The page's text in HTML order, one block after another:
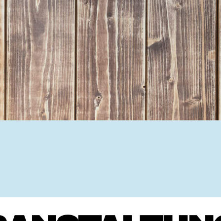
Ehrenamtssuchmaschine
Freiwilliges Soziales
Koordinierungszentren für
Engagierte Stadt
Freiwilligendienste
Freiwilligentage
Hessen hilft Ukraine
Zeig uns dein
Wettbewerb |
Wettbewerb | 80 Jahre
8 Vereine x 80 Jahre x
Crowdfunding - Viele
Ehrentag